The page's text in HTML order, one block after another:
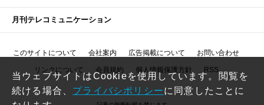
月刊テレコミュニケーション
このサイトについて 会社案内 広告掲載について お問い合わせ
リンクについて 会員規約 個人情報保護方針 RSS
当ウェブサイトはCookieを使用しています。閲覧を
続ける場合、 プライバシポリシーに同意したことに